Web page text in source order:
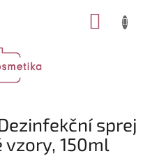
sprej
vzory, 150ml